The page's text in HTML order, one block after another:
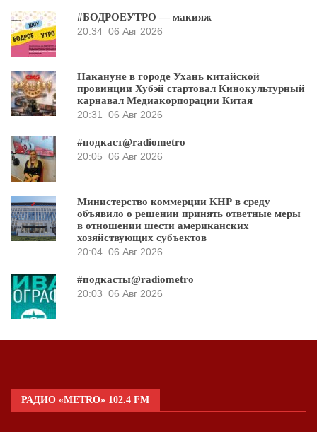
#БОДРОЕУТРО — макияж
20:34 06 Авг 2026
Накануне в городе Ухань китайской
провинции Хубэй стартовал Кинокультурный
карнавал Медиакорпорации Китая
20:31
06 Авг 2026
#подкаст@radiometro
20:05 06 Авг 2026
Министерство коммерции КНР в среду
объявило о решении принять ответные меры
в отношении шести американских
хозяйствующих субъектов
20:04 06 Авг 2026
#подкасты@radiometro
20:03 06 Авг 2026
РАДИО «METRO» 102.4 FM